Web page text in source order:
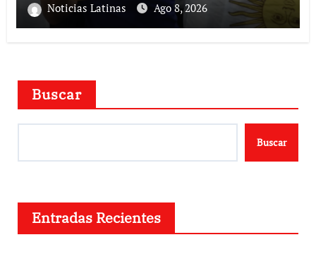
Noticias Latinas Ago 8, 2026
Buscar
Buscar
Entradas Recientes